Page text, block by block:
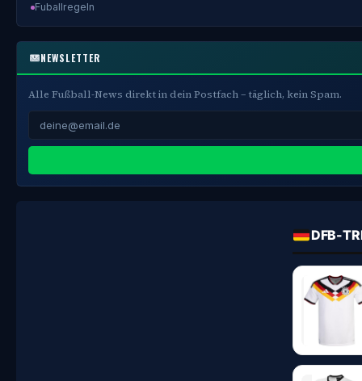
Fuballregeln
NEWSLETTER
Alle Fußball-News direkt in dein Postfach – täglich, kein Spam.
DFB-